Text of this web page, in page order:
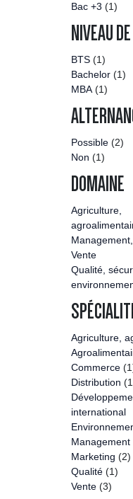
Bac +3 (1)
NIVEAU
BTS (1)
Bachelor (1)
MBA (1)
Possible (2)
Non (1)
DOMAINE
Agriculture,
Vente
Qualité,
Agriculture,
Commerce
Distribution
international
Management
Marketing (2)
Qualité (1)
Vente (3)